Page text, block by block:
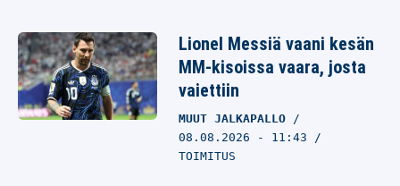
Lionel Messiä vaani kesän
MM-kisoissa vaara, josta
vaiettiin
MUUT JALKAPALLO
08.08.2026 - 11:43
TOIMITUS